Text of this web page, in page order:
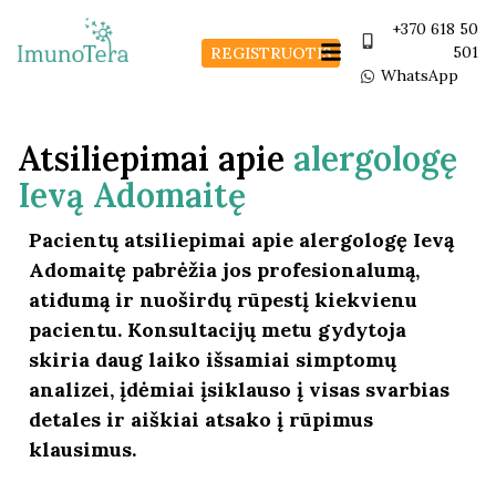
+370 618 50
501
WhatsApp
REGISTRUOTIS
Atsiliepimai apie alergologę
Ievą Adomaitę
Pacientų atsiliepimai apie alergologę Ievą
Adomaitę pabrėžia jos profesionalumą,
atidumą ir nuoširdų rūpestį kiekvienu
pacientu. Konsultacijų metu gydytoja
skiria daug laiko išsamiai simptomų
analizei, įdėmiai įsiklauso į visas svarbias
detales ir aiškiai atsako į rūpimus
klausimus.